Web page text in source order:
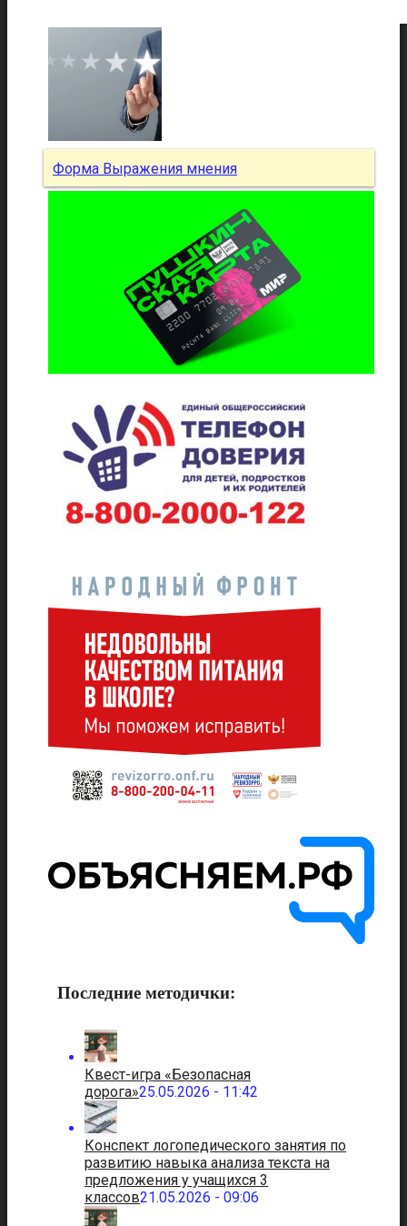
Форма Выражения мнения
Последние методички:
Квест-игра «Безопасная
дорога»25.05.2026 - 11:42
Конспект логопедического занятия по
развитию навыка анализа текста на
предложения у учащихся 3
классов21.05.2026 - 09:06